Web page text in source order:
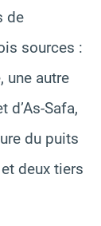
de
sources :
une autre
d’As-Safa,
du puits
deux tiers